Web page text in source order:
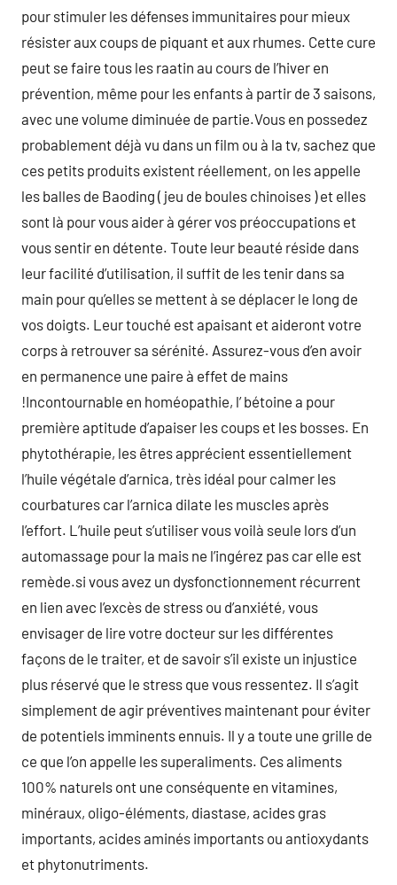
pour stimuler les défenses immunitaires pour mieux
résister aux coups de piquant et aux rhumes. Cette cure
peut se faire tous les raatin au cours de l’hiver en
prévention, même pour les enfants à partir de 3 saisons,
avec une volume diminuée de partie.Vous en possedez
probablement déjà vu dans un film ou à la tv, sachez que
ces petits produits existent réellement, on les appelle
les balles de Baoding ( jeu de boules chinoises ) et elles
sont là pour vous aider à gérer vos préoccupations et
vous sentir en détente. Toute leur beauté réside dans
leur facilité d’utilisation, il suffit de les tenir dans sa
main pour qu’elles se mettent à se déplacer le long de
vos doigts. Leur touché est apaisant et aideront votre
corps à retrouver sa sérénité. Assurez-vous d’en avoir
en permanence une paire à effet de mains
!Incontournable en homéopathie, l’ bétoine a pour
première aptitude d’apaiser les coups et les bosses. En
phytothérapie, les êtres apprécient essentiellement
l’huile végétale d’arnica, très idéal pour calmer les
courbatures car l’arnica dilate les muscles après
l’effort. L’huile peut s’utiliser vous voilà seule lors d’un
automassage pour la mais ne l’ingérez pas car elle est
remède.si vous avez un dysfonctionnement récurrent
en lien avec l’excès de stress ou d’anxiété, vous
envisager de lire votre docteur sur les différentes
façons de le traiter, et de savoir s’il existe un injustice
plus réservé que le stress que vous ressentez. Il s’agit
simplement de agir préventives maintenant pour éviter
de potentiels imminents ennuis. Il y a toute une grille de
ce que l’on appelle les superaliments. Ces aliments
100% naturels ont une conséquente en vitamines,
minéraux, oligo-éléments, diastase, acides gras
importants, acides aminés importants ou antioxydants
et phytonutriments.